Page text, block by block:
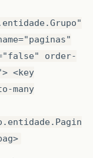
order-
<key
many